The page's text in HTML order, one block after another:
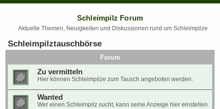
Schleimpilz Forum
Aktuelle Themen, Neuigkeiten und Diskussionen rund um Schleimpilze
Schleimpilztauschbörse
Forum
Zu vermitteln
Hier können Schleimpilze zum Tausch angeboten werden.
Wanted
Wer einen Schleimpilz sucht, kann seine Anzeige hier einstellen.